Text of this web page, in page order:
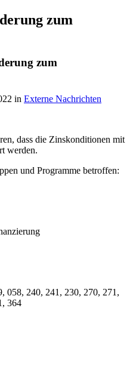
zum
zum
in Externe Nachrichten
dass die Zinskonditionen mit
werden.
und Programme betroffen:
058, 240, 241, 230, 270, 271,
364